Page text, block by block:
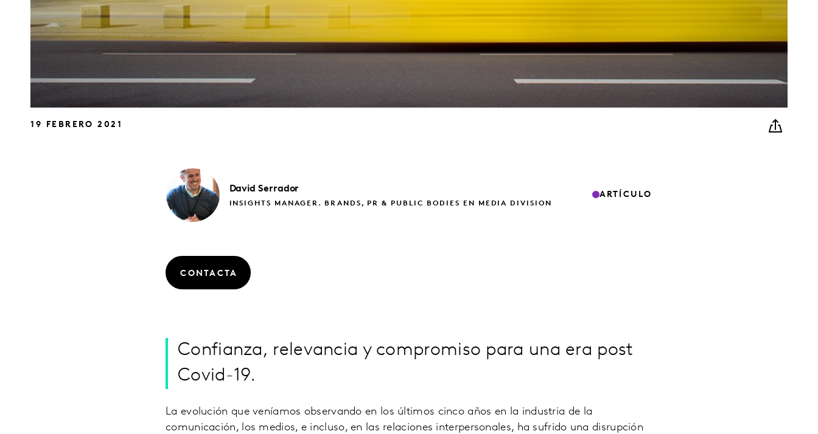
19 FEBRERO 2021
David Serrador
INSIGHTS MANAGER. BRANDS, PR & PUBLIC BODIES EN MEDIA DIVISION
ARTÍCULO
CONTACTA
Confianza, relevancia y compromiso para una era post
Covid-19.
La evolución que veníamos observando en los últimos cinco años en la industria de la
comunicación, los medios, e incluso, en las relaciones interpersonales, ha sufrido una disrupción